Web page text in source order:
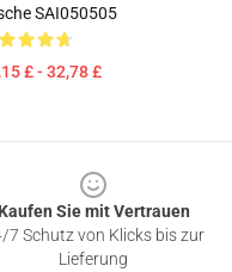
SAI050505
£ - 32,78 £
Kaufen Sie mit Vertrauen
7 Schutz von Klicks bis zur
Lieferung